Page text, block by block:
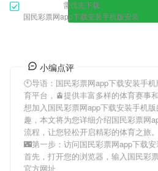
需优先下载
国民彩票网app下载安装手机版安装
小编点评
🕙导语： 国民彩票网app下载安装手机
育平台，🚊提供丰富多样的体育赛事
想加入国民彩票网app下载安装手机版
趣，本文将为您详细介绍国民彩票网
流程，让您轻松开启精彩的体育之旅。
🌃第一步：访问国民彩票网app下载
首先，打开您的浏览器，输入国民彩
官方网址